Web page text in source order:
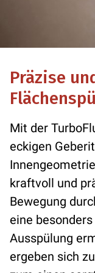
Präzise
Mit der
eckigen
kraftvoll und
Bewegung
eine
Ausspülung
ergeben sich